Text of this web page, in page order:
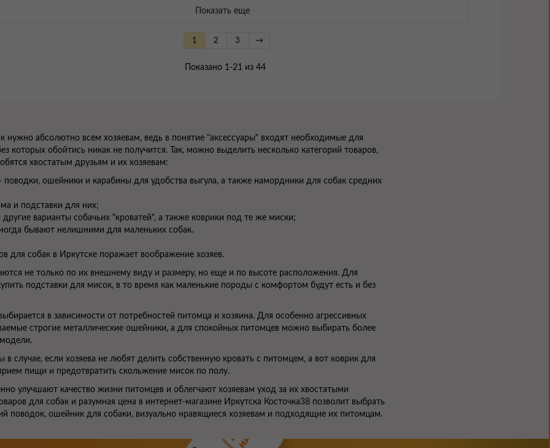
Показать еще
1 2 3 →
Показано 1-21 из 44
нужно абсолютно всем хозяевам, ведь в понятие "аксессуары" входят необходимые для
которых обойтись никак не получится. Так, можно выделить несколько категорий товаров,
хвостатым друзьям и их хозяевам:
ошейники и карабины для удобства выгула, а также намордники для собак средних
и подставки для них;
варианты собачьих "кроватей", а также коврики под те же миски;
бывают нелишними для маленьких собак.
для собак в Иркутске поражает воображение хозяев.
не только по их внешнему виду и размеру, но еще и по высоте расположения. Для
подставки для мисок, в то время как маленькие породы с комфортом будут есть и без
в зависимости от потребностей питомца и хозяина. Для особенно агрессивных
строгие металлические ошейники, а для спокойных питомцев можно выбирать более
случае, если хозяева не любят делить собственную кровать с питомцем, а вот коврик для
пищи и предотвратить скольжение мисок по полу.
улучшают качество жизни питомцев и облегчают хозяевам уход за их хвостатыми
для собак и разумная цена в интернет-магазине Иркутска Косточка38 позволит выбрать
поводок, ошейник для собаки, визуально нравящиеся хозяевам и подходящие их питомцам.